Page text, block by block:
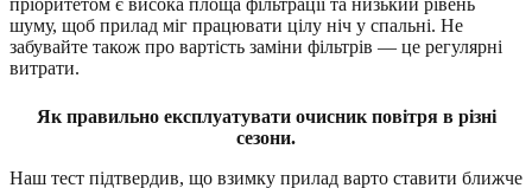
пріоритетом є висока площа фільтрації та низький рівень
шуму, щоб прилад міг працювати цілу ніч у спальні. Не
забувайте також про вартість заміни фільтрів — це регулярні
витрати.
Як правильно експлуатувати очисник повітря в різні
сезони.
Наш тест підтвердив, що взимку прилад варто ставити ближче